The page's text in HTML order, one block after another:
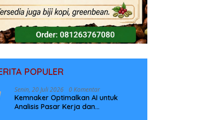
POPULER
Senin, 20 Juli 2026 0 Komentar
Kemnaker Optimalkan AI untuk
Analisis Pasar Kerja dan